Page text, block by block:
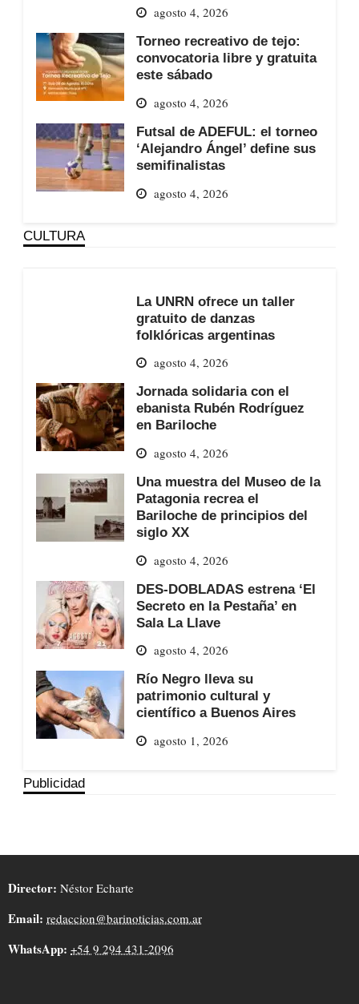
agosto 4, 2026
Torneo recreativo de tejo:
convocatoria libre y gratuita
este sábado
agosto 4, 2026
Futsal de ADEFUL: el torneo
‘Alejandro Ángel’ define sus
semifinalistas
agosto 4, 2026
CULTURA
La UNRN ofrece un taller
gratuito de danzas
folklóricas argentinas
agosto 4, 2026
Jornada solidaria con el
ebanista Rubén Rodríguez
en Bariloche
agosto 4, 2026
Una muestra del Museo de la
Patagonia recrea el
Bariloche de principios del
siglo XX
agosto 4, 2026
DES-DOBLADAS estrena ‘El
Secreto en la Pestaña’ en
Sala La Llave
agosto 4, 2026
Río Negro lleva su
patrimonio cultural y
científico a Buenos Aires
agosto 1, 2026
Publicidad
Director: Néstor Echarte
Email: redaccion@barinoticias.com.ar
WhatsApp: +54 9 294 431-2096